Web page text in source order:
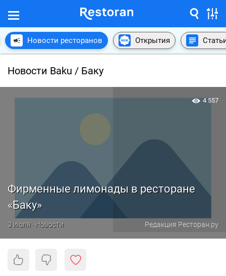
Новости ресторанов Открытия
Новости Baku / Баку
Фирменные лимонады в ресторане
«Баку»
3 июля · Новости Редакция Ресторан.ру
4 557